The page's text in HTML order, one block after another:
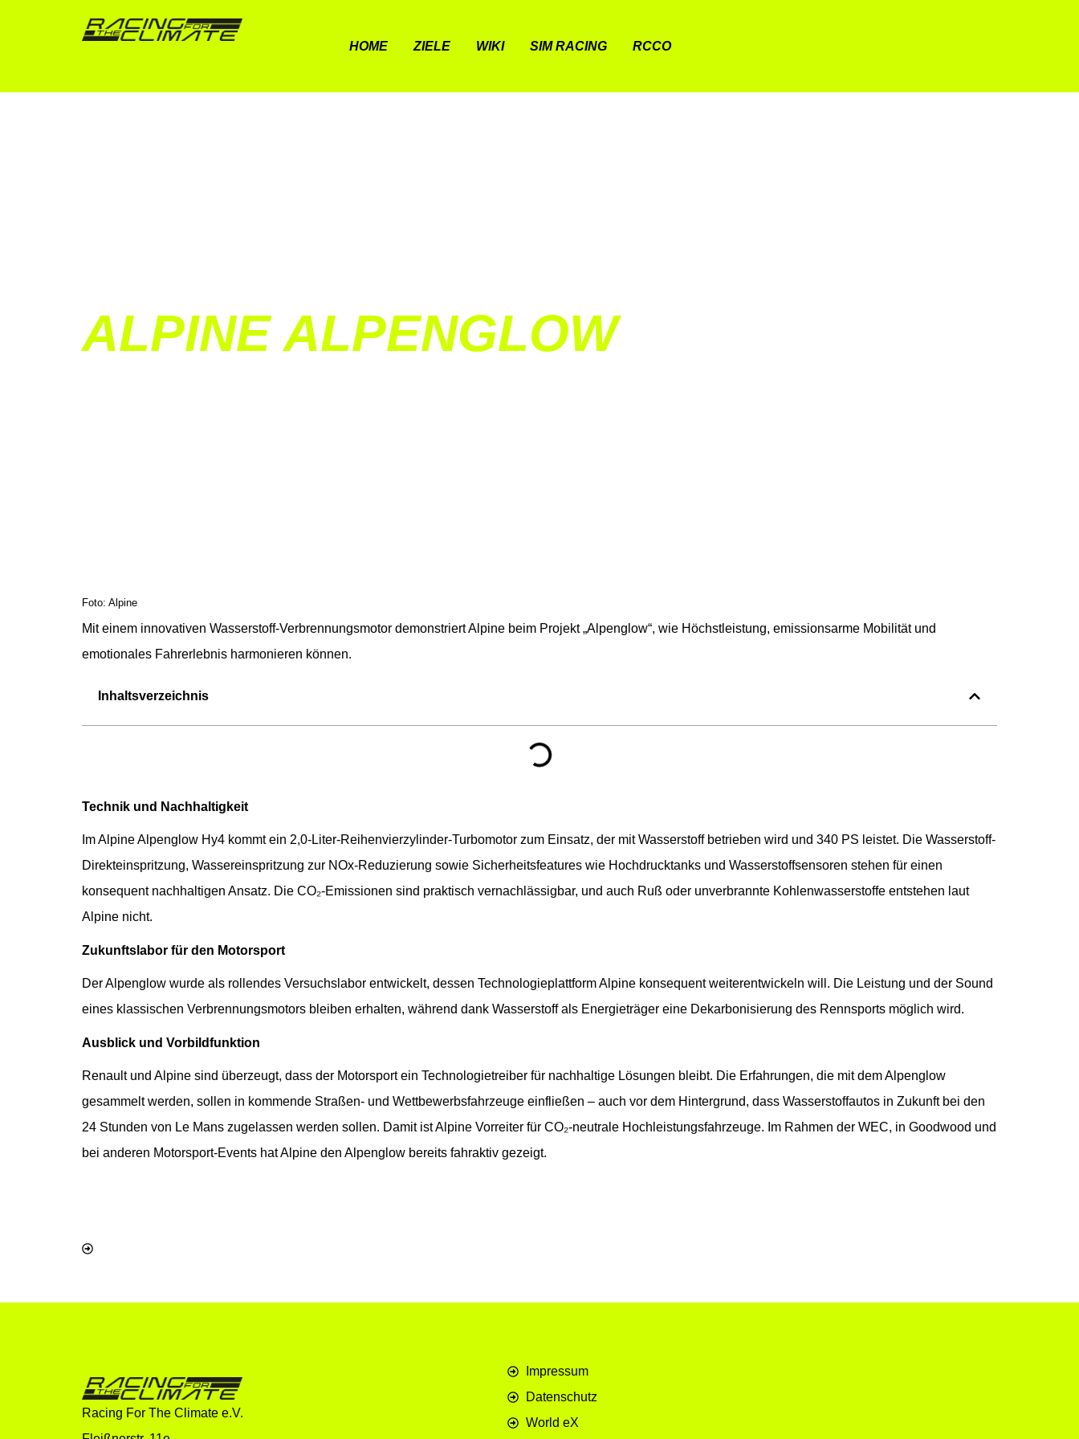
HOME ZIELE WIKI SIM RACING RCCO
ALPINE ALPENGLOW
Foto: Alpine
Mit einem innovativen Wasserstoff-Verbrennungsmotor demonstriert Alpine beim Projekt „Alpenglow“, wie Höchstleistung, emissionsarme Mobilität und
emotionales Fahrerlebnis harmonieren können.
Inhaltsverzeichnis
Technik und Nachhaltigkeit
Im Alpine Alpenglow Hy4 kommt ein 2,0-Liter-Reihenvierzylinder-Turbomotor zum Einsatz, der mit Wasserstoff betrieben wird und 340 PS leistet. Die Wasserstoff-
Direkteinspritzung, Wassereinspritzung zur NOx-Reduzierung sowie Sicherheitsfeatures wie Hochdrucktanks und Wasserstoffsensoren stehen für einen
konsequent nachhaltigen Ansatz. Die CO₂-Emissionen sind praktisch vernachlässigbar, und auch Ruß oder unverbrannte Kohlenwasserstoffe entstehen laut
Alpine nicht.
Zukunftslabor für den Motorsport
Der Alpenglow wurde als rollendes Versuchslabor entwickelt, dessen Technologieplattform Alpine konsequent weiterentwickeln will. Die Leistung und der Sound
eines klassischen Verbrennungsmotors bleiben erhalten, während dank Wasserstoff als Energieträger eine Dekarbonisierung des Rennsports möglich wird.
Ausblick und Vorbildfunktion
Renault und Alpine sind überzeugt, dass der Motorsport ein Technologietreiber für nachhaltige Lösungen bleibt. Die Erfahrungen, die mit dem Alpenglow
gesammelt werden, sollen in kommende Straßen- und Wettbewerbsfahrzeuge einfließen – auch vor dem Hintergrund, dass Wasserstoffautos in Zukunft bei den
24 Stunden von Le Mans zugelassen werden sollen. Damit ist Alpine Vorreiter für CO₂-neutrale Hochleistungsfahrzeuge. Im Rahmen der WEC, in Goodwood und
bei anderen Motorsport-Events hat Alpine den Alpenglow bereits fahraktiv gezeigt.
Racing For The Climate e.V.
Impressum
Datenschutz
World eX